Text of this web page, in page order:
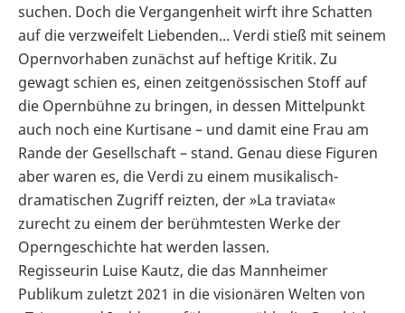
suchen. Doch die Vergangenheit wirft ihre Schatten
auf die verzweifelt Liebenden... Verdi stieß mit seinem
Opernvorhaben zunächst auf heftige Kritik. Zu
gewagt schien es, einen zeitgenössischen Stoff auf
die Opernbühne zu bringen, in dessen Mittelpunkt
auch noch eine Kurtisane – und damit eine Frau am
Rande der Gesellschaft – stand. Genau diese Figuren
aber waren es, die Verdi zu einem musikalisch-
dramatischen Zugriff reizten, der »La traviata«
zurecht zu einem der berühmtesten Werke der
Operngeschichte hat werden lassen.
Regisseurin Luise Kautz, die das Mannheimer
Publikum zuletzt 2021 in die visionären Welten von